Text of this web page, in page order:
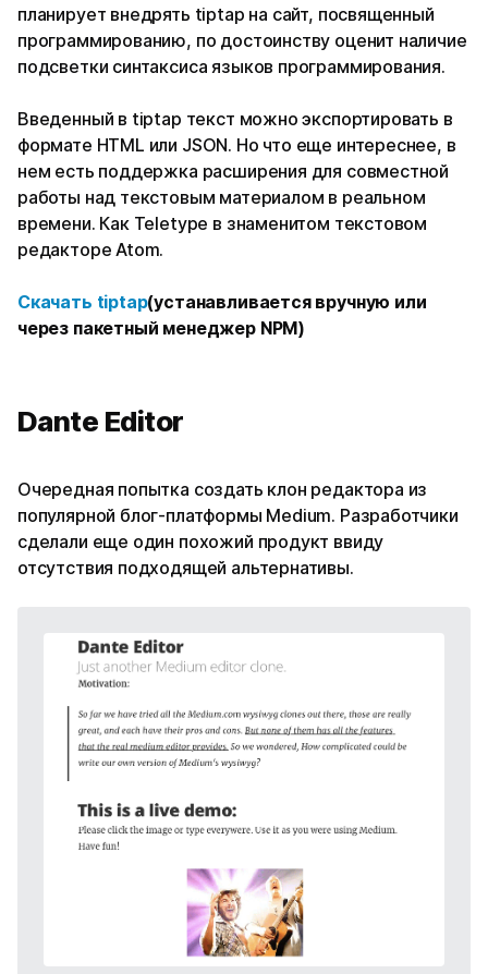
планирует внедрять tiptap на сайт, посвященный
программированию, по достоинству оценит наличие
подсветки синтаксиса языков программирования.
Введенный в tiptap текст можно экспортировать в
формате HTML или JSON. Но что еще интереснее, в
нем есть поддержка расширения для совместной
работы над текстовым материалом в реальном
времени. Как Teletype в знаменитом текстовом
редакторе Atom.
Скачать tiptap(устанавливается вручную или
через пакетный менеджер NPM)
Dante Editor
Очередная попытка создать клон редактора из
популярной блог-платформы Medium. Разработчики
сделали еще один похожий продукт ввиду
отсутствия подходящей альтернативы.